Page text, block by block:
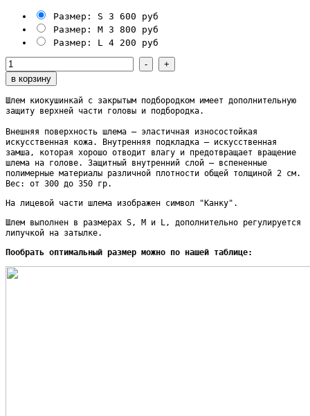
Размер: S 3 600 руб
Размер: M 3 800 руб
Размер: L
4 200 руб
Шлем киокушинкай с закрытым подбородком имеет дополнительную
защиту верхней части головы и подбородка.
Внешняя поверхность шлема – эластичная износостойкая
искусственная кожа. Внутренняя подкладка – искусственная
замша, которая хорошо отводит влагу и предотвращает вращение
шлема на голове. Защитный внутренний слой – вспененные
полимерные материалы различной плотности общей толщиной 2 см.
Вес: от 300 до 350 гр.
На лицевой части шлема изображен символ "Канку".
Шлем выполнен в размерах S, M и L, дополнительно регулируется
липучкой на затылке.
Пообрать оптимальный размер можно по нашей таблице: